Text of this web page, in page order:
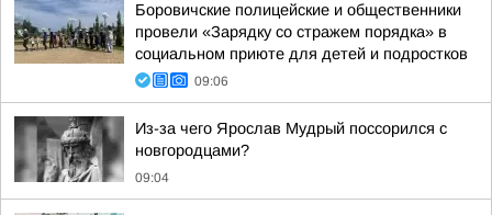
Боровичские полицейские и общественники
провели «Зарядку со стражем порядка» в
социальном приюте для детей и подростков
09:06
Из-за чего Ярослав Мудрый поссорился с
новгородцами?
09:04